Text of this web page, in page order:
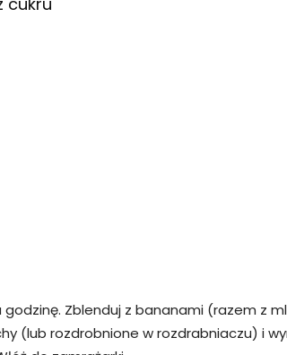
Zblenduj z bananami (razem z
(lub rozdrobnione w rozdrabniaczu) i